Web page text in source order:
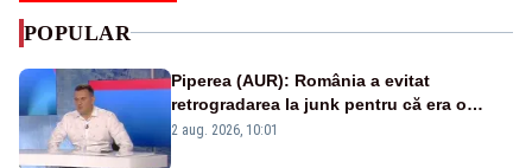
POPULAR
Piperea (AUR): România a evitat
retrogradarea la junk pentru că era o
catastrofă pentru bănci și fondurile de
2 aug. 2026, 10:01